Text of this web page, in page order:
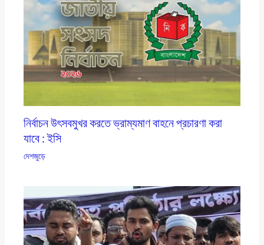
নির্বাচন উৎসবমুখর করতে ভ্রাম্যমাণ বাহনে প্রচারণা করা
যাবে : ইসি
দেশজুড়ে